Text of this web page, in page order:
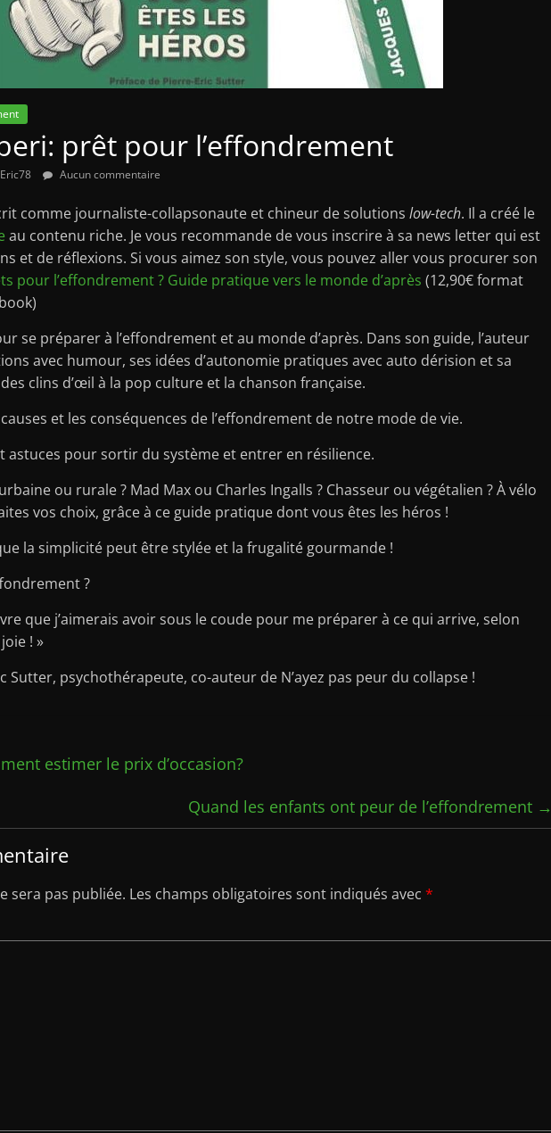
prêt pour l’effondrement
Eric78 Aucun commentaire
comme journaliste-collapsonaute et chineur de solutions low-tech. Il a créé le
au contenu riche. Je vous recommande de vous inscrire à sa news letter qui est
et de réflexions. Si vous aimez son style, vous pouvez aller vous procurer son
pour l’effondrement ? Guide pratique vers le monde d’après (12,90€ format
se préparer à l’effondrement et au monde d’après. Dans son guide, l’auteur
avec humour, ses idées d’autonomie pratiques avec auto dérision et sa
clins d’œil à la pop culture et la chanson française.
et les conséquences de l’effondrement de notre mode de vie.
astuces pour sortir du système et entrer en résilience.
ou rurale ? Mad Max ou Charles Ingalls ? Chasseur ou végétalien ? À vélo
vos choix, grâce à ce guide pratique dont vous êtes les héros !
la simplicité peut être stylée et la frugalité gourmande !
?
que j’aimerais avoir sous le coude pour me préparer à ce qui arrive, selon
! »
Sutter, psychothérapeute, co-auteur de N’ayez pas peur du collapse !
estimer le prix d’occasion?
Quand les enfants ont peur de l’effondrement →
sera pas publiée. Les champs obligatoires sont indiqués avec *